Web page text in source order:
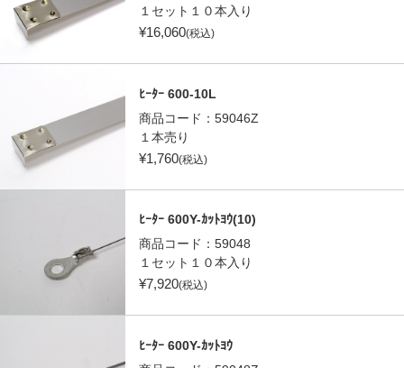
１セット１０本入り
¥16,060(税込)
ﾋｰﾀｰ 600-10L
商品コード： 59046Z
１本売り
¥1,760(税込)
ﾋｰﾀｰ 600Y-ｶｯﾄﾖｳ(10)
商品コード： 59048
１セット１０本入り
¥7,920(税込)
ﾋｰﾀｰ 600Y-ｶｯﾄﾖｳ